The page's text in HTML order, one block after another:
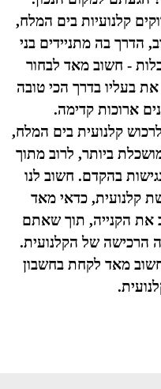
קלנועיות בים המלח,
הדרך בה מתניידים בני
- חשוב מאד לבחור
בעליו בדרך הכי טובה
ארוכות קדימה.
קלנועית בים המלח,
ביותר, לרוב מתוך
בהקדם. חשוב לנו
קלנועית, כדאי מאד
את הקנייה, תוך שאתם
הרכישה של הקלנועית.
מאד לקחת בחשבון